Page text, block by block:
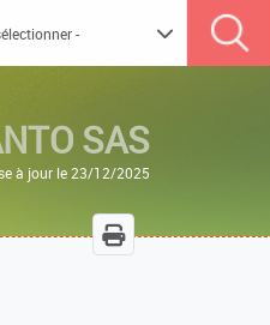
SAS
à jour le 23/12/2025